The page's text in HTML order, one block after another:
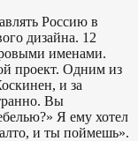
Россию в
дизайна. 12
именами.
проект. Одним из
и за
Вы
Я ему хотел
и ты поймешь».